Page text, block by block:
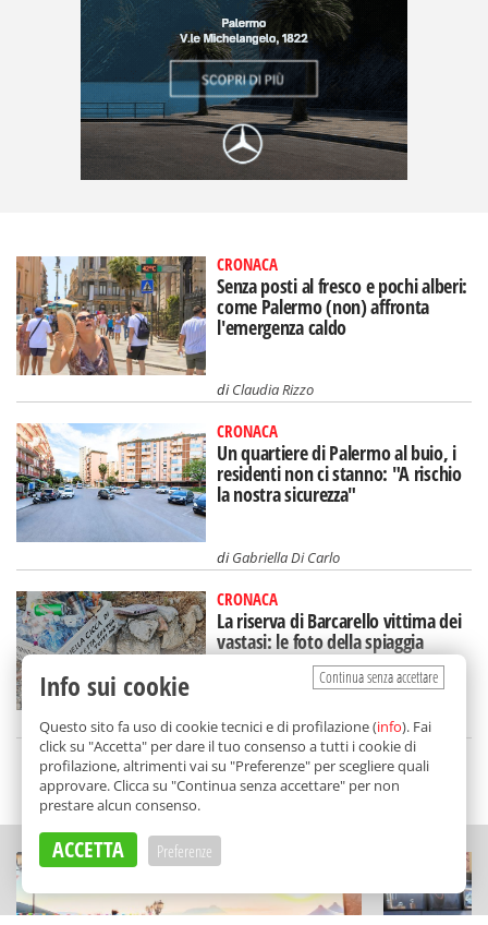
CRONACA
Senza posti al fresco e pochi alberi:
come Palermo (non) affronta
l'emergenza caldo
diClaudia Rizzo
CRONACA
Un quartiere di Palermo al buio, i
residenti non ci stanno: "A rischio
la nostra sicurezza"
diGabriella Di Carlo
CRONACA
La riserva di Barcarello vittima dei
vastasi: le foto della spiaggia
lasciata nel degrado
diAlice Marchese
SCELTO DA BALARM
Continua senza accettare
Info sui cookie
Questo sito fa uso di cookie tecnici e di profilazione (info). Fai
click su "Accetta" per dare il tuo consenso a tutti i cookie di
profilazione, altrimenti vai su "Preferenze" per scegliere quali
approvare. Clicca su "Continua senza accettare" per non
prestare alcun consenso.
ACCETTA Preferenze